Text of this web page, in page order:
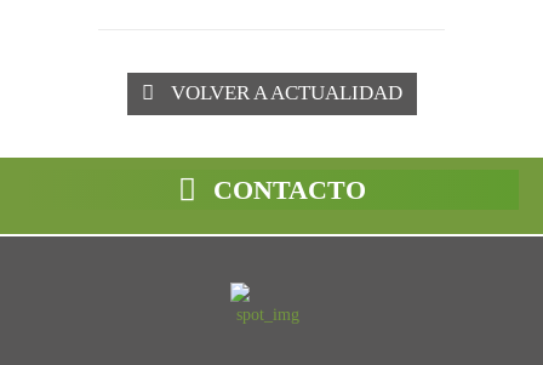
VOLVER A ACTUALIDAD
CONTACTO